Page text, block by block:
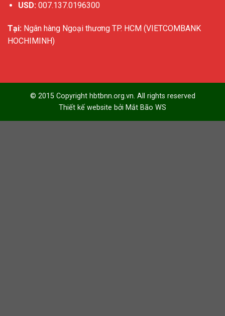
USD: 007.137.0196300
Tại: Ngân hàng Ngoại thương TP. HCM (VIETCOMBANK
HOCHIMINH)
© 2015 Copyright hbtbnn.org.vn. All rights reserved
Thiết kế website bởi Mắt Bão WS